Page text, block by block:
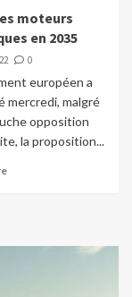
moteurs
en 2035
0
européen a
mercredi, malgré
opposition
la proposition...